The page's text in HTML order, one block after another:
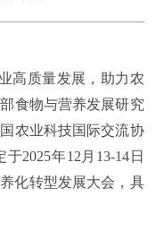
高质量发展，助力农
食物与营养发展研究
农业科技国际交流协
2025年12月13-14日
化转型发展大会，具